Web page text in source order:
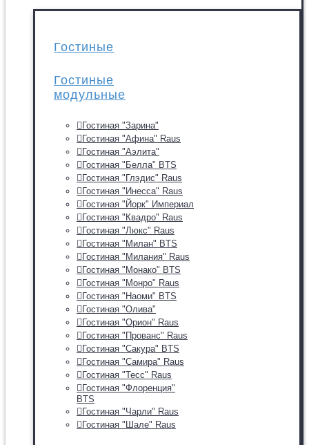
Гостиные
Гостиные
модульные
Гостиная "Зарина"
Гостиная "Афина" Raus
Гостиная "Аэлита"
Гостиная "Белла" BTS
Гостиная "Глэдис" Raus
Гостиная "Инесса" Raus
Гостиная "Йорк" Империал
Гостиная "Квадро" Raus
Гостиная "Люкс" Raus
Гостиная "Милан" BTS
Гостиная "Милания" Raus
Гостиная "Монако" BTS
Гостиная "Монро" Raus
Гостиная "Наоми" BTS
Гостиная "Олива"
Гостиная "Орион" Raus
Гостиная "Прованс" Raus
Гостиная "Сакура" BTS
Гостиная "Самира" Raus
Гостиная "Тесс" Raus
Гостиная "Флоренция"
BTS
Гостиная "Чарли" Raus
Гостиная "Шале" Raus